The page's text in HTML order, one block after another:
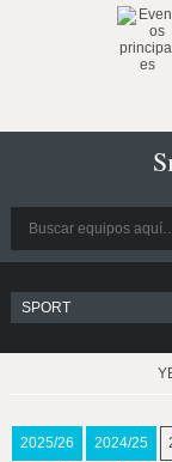
2025/26 2024/25